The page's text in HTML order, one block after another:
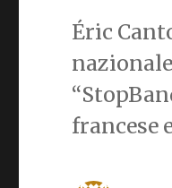
Éric
francese